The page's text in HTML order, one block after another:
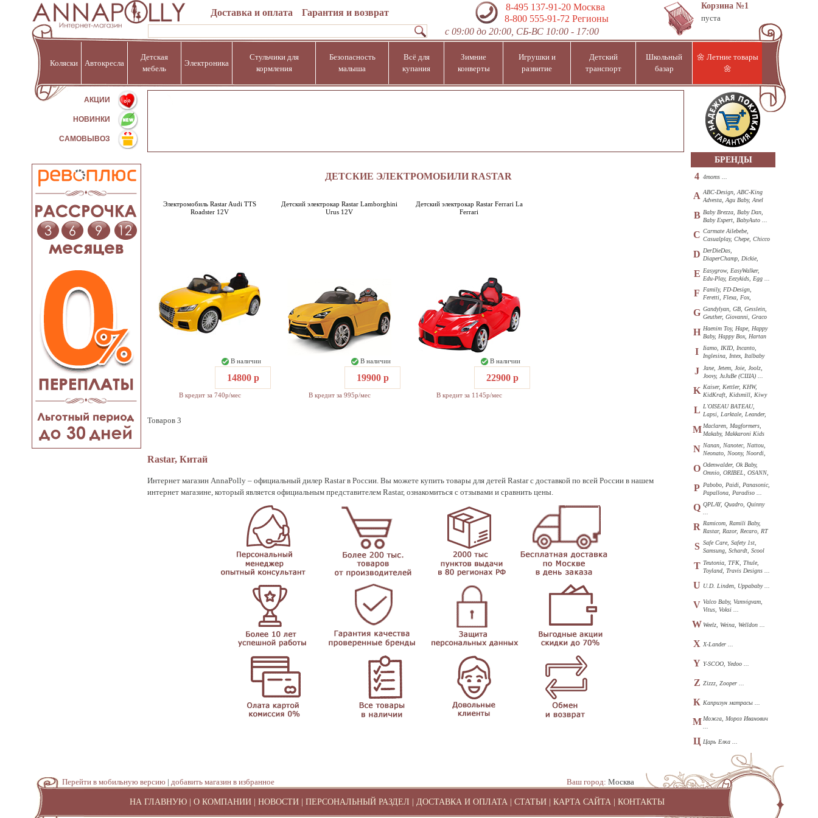
Доставка и оплата Гарантия и возврат
8-495 137-91-20Москва
8-800 555-91-72 Регионы
с 09:00 до 20:00, СБ-ВС 10:00 - 17:00
Корзина №1
пуста
Коляски Автокресла
Детская
мебель
Электроника
Стульчики для
кормления
Безопасность
малыша
Всё для
купания
Зимние
конверты
Игрушки и
развитие
Детский
транспорт
Школьный
базар
🌼 Летние товары
🌼
АКЦИИ %
НОВИНКИ
САМОВЫВОЗ
ДЕТСКИЕ ЭЛЕКТРОМОБИЛИ RASTAR
Электромобиль Rastar Audi TTS
Roadster 12V
В наличии
14800 р
В кредит за 740р/мес
Детский электрокар Rastar Lamborghini
Urus 12V
В наличии
19900 р
В кредит за 995р/мес
Детский электрокар Rastar Ferrari La
Ferrari
В наличии
22900 р
В кредит за 1145р/мес
Товаров 3
Rastar, Китай
Интернет магазин AnnaPolly – официальный дилер Rastar в России. Вы можете купить товары для детей Rastar с доставкой по всей России в нашем
интернет магазине, который является официальным представителем Rastar, ознакомиться с отзывами и сравнить цены.
БРЕНДЫ
4 4moms ...
A ABC-Design, ABC-King
Advesta, Agu Baby, Anel
B Baby Brezza, Baby Dan,
Baby Expert, BabyAuto ...
C Carmate Ailebebe,
Casualplay, Chepe, Chicco
D DerDieDas,
DiaperChamp, Dickie,
E Easygrow, EasyWalker,
Edu-Play, Eezykids, Egg ...
F
Family, FD-Design,
Feretti, Flexa, Fox,
G Gandylyan, GB, Gesslein,
Geuther, Giovanni, Graco
H Haenim Toy, Hape, Happy
Baby, Happy Box, Hartan
I
Iiamo, IKID, Incanto,
Inglesina, Intex, Italbaby
J
Jane, Jetem, Joie, Joolz,
Joovy, JuJuBe (США) ...
K Kaiser, Kettler, KHW,
KidKraft, Kidsmill, Kiwy
L L'OISEAU BATEAU,
Lapsi, Larktale, Leander,
M Maclaren, Magformers,
Makaby, Makkaroni Kids
N Nanan, Nanotec, Nattou,
Neonato, Noony, Noordi,
O Odenwalder, Ok Baby,
Omnio, ORIBEL, OSANN,
P Pabobo, Paidi, Panasonic,
Papallona, Paradiso ...
Q QPLAY, Quadro, Quinny
R Ramicom, Ramili Baby,
Rastar, Razor, Recaro, RT
S Safe Care, Safety 1st,
Samsung, Schardt, Scool
T Teutonia, TFK, Thule,
Toyland, Travis Designs ...
U U.D. Linden, Uppababy ...
V Valco Baby, Vamvigvam,
Vitus, Voksi ...
WWeelz, Weina, Welldon ...
X X-Lander ...
Y Y-SCOO, Yedoo ...
Z Zizzz, Zooper ...
К Капризун матрасы ...
М Можга, Мороз Иванович
Ц Царь Елка ...
Перейти в мобильную версию | добавить магазин в избранное Ваш город: Москва
НА ГЛАВНУЮ| О КОМПАНИИ| НОВОСТИ| ПЕРСОНАЛЬНЫЙ РАЗДЕЛ ДОСТАВКА И ОПЛАТА| СТАТЬИ| КАРТА САЙТА| КОНТАКТЫ